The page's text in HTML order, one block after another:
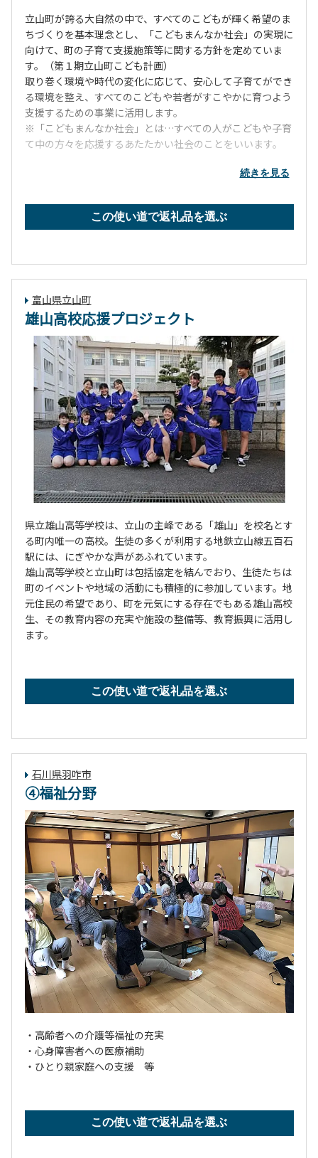
立山町が誇る大自然の中で、すべてのこどもが輝く希望のま
ちづくりを基本理念とし、「こどもまんなか社会」の実現に
向けて、町の子育て支援施策等に関する方針を定めていま
す。（第１期立山町こども計画）
取り巻く環境や時代の変化に応じて、安心して子育てができ
る環境を整え、すべてのこどもや若者がすこやかに育つよう
支援するための事業に活用します。
※「こどもまんなか社会」とは…すべての人がこどもや子育
て中の方々を応援するあたたかい社会のことをいいます。
青年期まで段階的な取組み）
・保育所、保育園等に遊具整備
続きを見る
この使い道で返礼品を選ぶ
富山県立山町
雄山高校応援プロジェクト
県立雄山高等学校は、立山の主峰である「雄山」を校名とす
る町内唯一の高校。生徒の多くが利用する地鉄立山線五百石
駅には、にぎやかな声があふれています。
雄山高等学校と立山町は包括協定を結んでおり、生徒たちは
町のイベントや地域の活動にも積極的に参加しています。地
元住民の希望であり、町を元気にする存在でもある雄山高校
生、その教育内容の充実や施設の整備等、教育振興に活用し
ます。
この使い道で返礼品を選ぶ
石川県羽咋市
④福祉分野
・高齢者への介護等福祉の充実
・心身障害者への医療補助
・ひとり親家庭への支援 等
この使い道で返礼品を選ぶ